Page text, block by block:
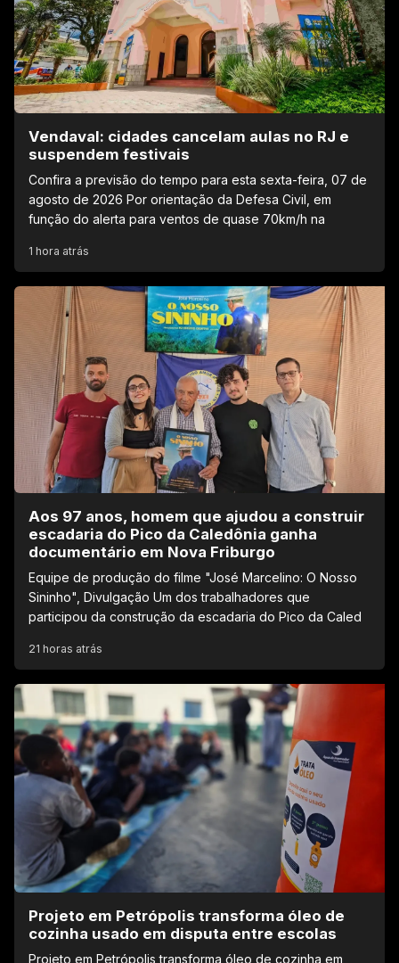
Vendaval: cidades cancelam aulas no RJ e
suspendem festivais
Confira a previsão do tempo para esta sexta-feira, 07 de
agosto de 2026 Por orientação da Defesa Civil, em
função do alerta para ventos de quase 70km/h na
1 hora atrás
Aos 97 anos, homem que ajudou a construir
escadaria do Pico da Caledônia ganha
documentário em Nova Friburgo
Equipe de produção do filme "José Marcelino: O Nosso
Sininho", Divulgação Um dos trabalhadores que
participou da construção da escadaria do Pico da Caled
21 horas atrás
Projeto em Petrópolis transforma óleo de
cozinha usado em disputa entre escolas
Projeto em Petrópolis transforma óleo de cozinha em